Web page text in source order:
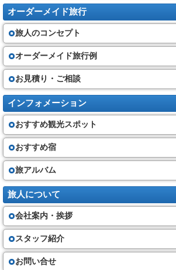
（４）旅行開始日までの契約書面に記載する期日
約書面に記載する金額の旅行代金を支払って頂きま
時期時点で運賃・料金を基準と致します）
（５）旅行代金に含まれるもの
①旅行日程に明示した運送機関の運賃・料金(普通
②旅行日程に明示した宿泊の代金及び税・サービス
税・サービス料、観光の代金(入場料金・ガイド料金)
③添乗サービス代金
その他は旅行代金に含まれません。
契約の成立と契約書面・確定書面の交付
（６）旅行契約は、当社が契約の締結を承諾し、
成立するものとします。
①当社は、旅行契約が成立した場合は速やかに、
の内容、旅行代金その他の旅行条件及び当社の責任
た書面（以下「契約書面」という）を お客さまにお
②契約書面で、確定された旅行日程又は運送若し
載できない場合には、これらの確定状況を記載した
（以下「確定書面」という）を旅行開始日の前日
但し、旅行開始日の前日から起算してさかのぼって
旅行契約の申込みがなされた場合は、旅行開始日当
る場合があります。また、交付期日前であってもお
ば当社は手配状況についてご説明いたします。
お客様の交替
（７）お客さまは、当社の承諾を得て、契約上の地
ことができます。場合によっては、所定の手数料を
オーダーメイド旅行
旅人のコンセプト
オーダーメイド旅行例
お見積り・ご相談
インフォメーション
おすすめ観光スポット
おすすめ宿
旅アルバム
旅人について
会社案内・挨拶
スタッフ紹介
お問い合せ